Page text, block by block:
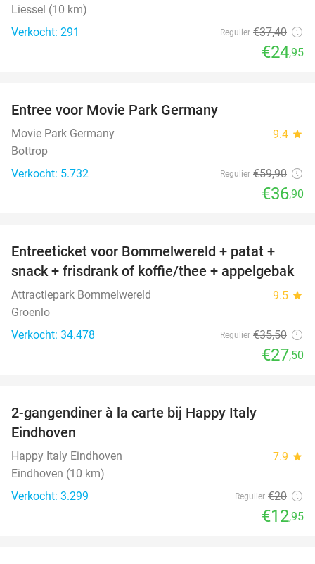
Liessel (10 km)
Verkocht: 291
Regulier €37,40
€24,95
Entree voor Movie Park Germany
Movie Park Germany 9.4 star
Bottrop
Verkocht: 5.732
Regulier €59,90
€36,90
23%
Entreeticket voor Bommelwereld + patat +
snack + frisdrank of koffie/thee + appelgebak
Attractiepark Bommelwereld 9.5 star
Groenlo
Verkocht: 34.478
Regulier €35,50
€27,50
2-gangendiner à la carte bij Happy Italy
Eindhoven
Happy Italy Eindhoven 7.9 star
Eindhoven (10 km)
Verkocht: 3.299
Regulier €20
€12,95